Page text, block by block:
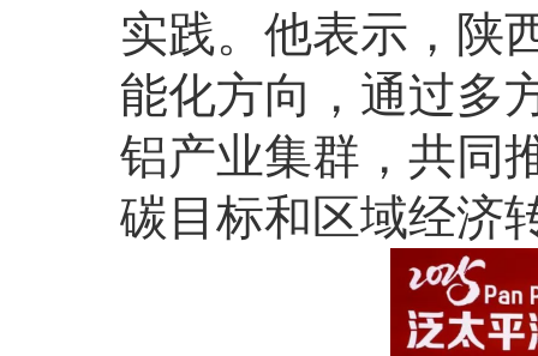
实践。他表示，陕
能化方向，通过多
铝产业集群，共同
碳目标和区域经济